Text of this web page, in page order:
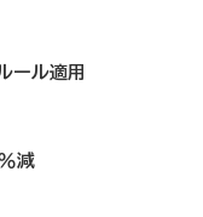
ール適用
減